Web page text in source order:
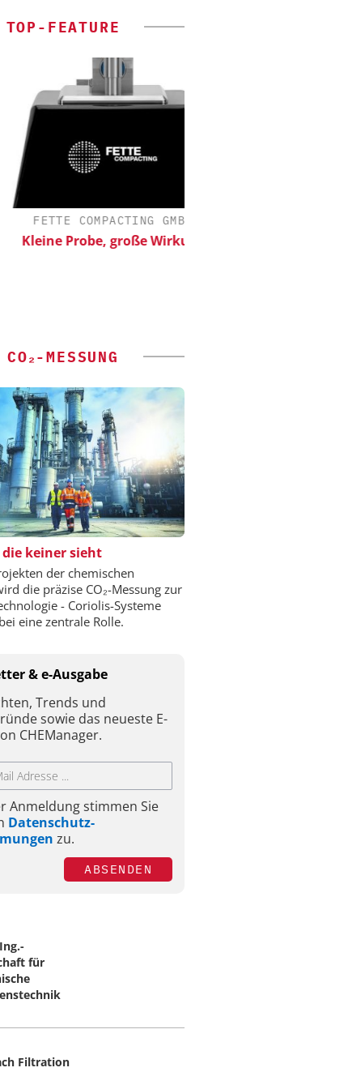
TOP-FEATURE
FETTE COMPACTING GMBH
Probe, große Wirkung
CO₂-MESSUNG
keiner sieht
der chemischen
die präzise CO₂-Messung zur
- Coriolis-Systeme
eine zentrale Rolle.
& e-Ausgabe
Trends und
sowie das neueste E-
CHEManager.
Anmeldung stimmen Sie
Datenschutz-
zu.
ABSENDEN
für
Filtration